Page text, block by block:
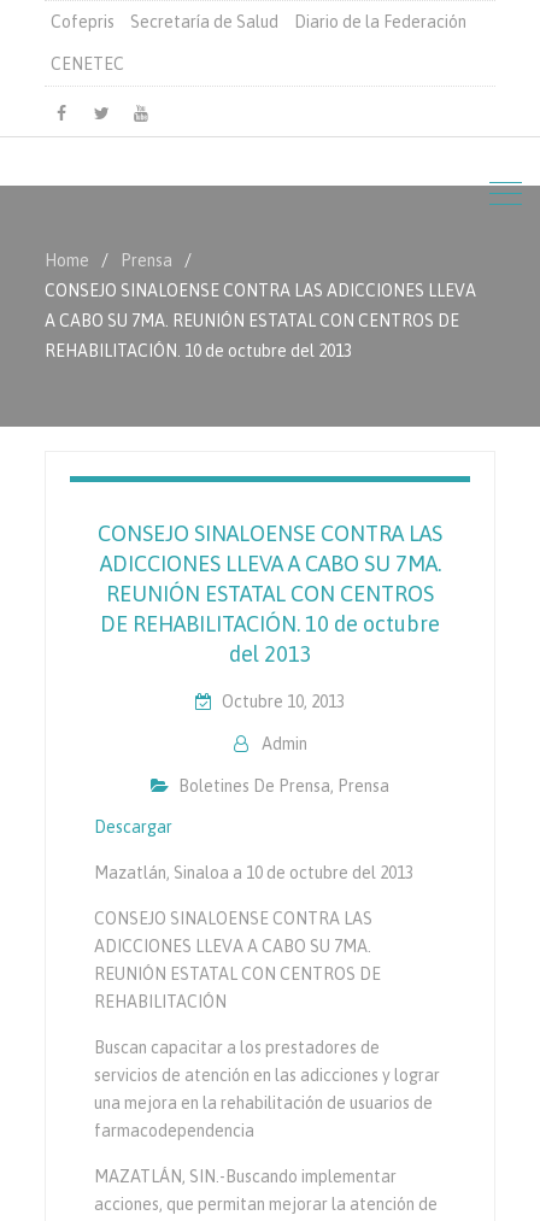
Cofepris Secretaría de Salud Diario de la Federación
CENETEC
Facebook
TwitterYoutube
Home
Prensa
CONSEJO SINALOENSE CONTRA LAS ADICCIONES LLEVA
A CABO SU 7MA. REUNIÓN ESTATAL CON CENTROS DE
REHABILITACIÓN. 10 de octubre del 2013
CONSEJO SINALOENSE CONTRA LAS
ADICCIONES LLEVA A CABO SU 7MA.
REUNIÓN ESTATAL CON CENTROS
DE REHABILITACIÓN. 10 de octubre
del 2013
Octubre 10, 2013
Admin
Boletines De Prensa, Prensa
Descargar
Mazatlán, Sinaloa a 10 de octubre del 2013
CONSEJO SINALOENSE CONTRA LAS
ADICCIONES LLEVA A CABO SU 7MA.
REUNIÓN ESTATAL CON CENTROS DE
REHABILITACIÓN
Buscan capacitar a los prestadores de
servicios de atención en las adicciones y lograr
una mejora en la rehabilitación de usuarios de
farmacodependencia
MAZATLÁN, SIN.-Buscando implementar
acciones, que permitan mejorar la atención de